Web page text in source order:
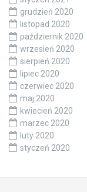
grudzień 2020
listopad 2020
październik 2020
wrzesień 2020
sierpień 2020
lipiec 2020
czerwiec 2020
maj 2020
kwiecień 2020
marzec 2020
luty 2020
styczeń 2020